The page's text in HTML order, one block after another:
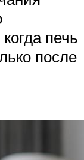
печь
после